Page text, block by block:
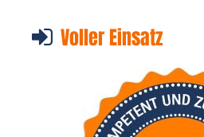
Voller Einsatz